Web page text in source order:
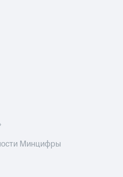
Минцифры